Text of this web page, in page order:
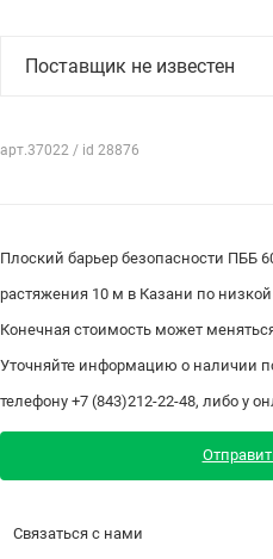
Поставщик не известен
арт.37022 / id 28876
Плоский барьер безопасности ПББ
растяжения 10 м в Казани по
Конечная стоимость может
Уточняйте информацию о наличии
телефону +7 (843)212-22-48, либо у
Связаться с нами